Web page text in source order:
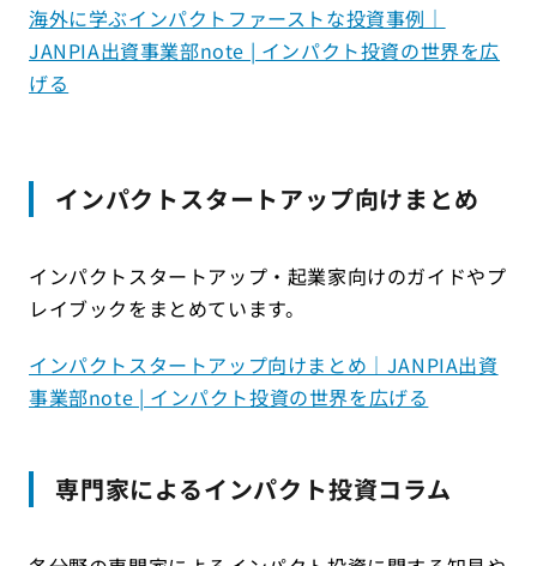
海外に学ぶインパクトファーストな投資事例｜
JANPIA出資事業部note | インパクト投資の世界を広
げる
インパクトスタートアップ向けまとめ
インパクトスタートアップ・起業家向けのガイドやプ
レイブックをまとめています。
インパクトスタートアップ向けまとめ｜JANPIA出資
事業部note | インパクト投資の世界を広げる
専門家によるインパクト投資コラム